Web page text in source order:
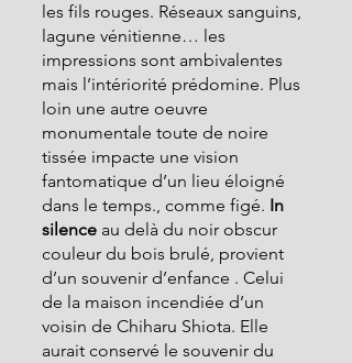
les fils rouges. Réseaux sanguins,
lagune vénitienne… les
impressions sont ambivalentes
mais l’intériorité prédomine. Plus
loin une autre oeuvre
monumentale toute de noire
tissée impacte une vision
fantomatique d’un lieu éloigné
dans le temps., comme figé. In
silence au delà du noir obscur
couleur du bois brulé, provient
d’un souvenir d’enfance . Celui
de la maison incendiée d’un
voisin de Chiharu Shiota. Elle
aurait conservé le souvenir du